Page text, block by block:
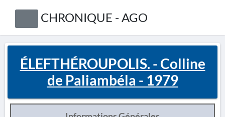
CHRONIQUE - AGO
ÉLEFTHÉROUPOLIS. - Colline
de Paliambéla - 1979